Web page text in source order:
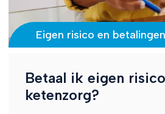
Eigen risico en betalingen
Betaal ik eigen
ketenzorg?